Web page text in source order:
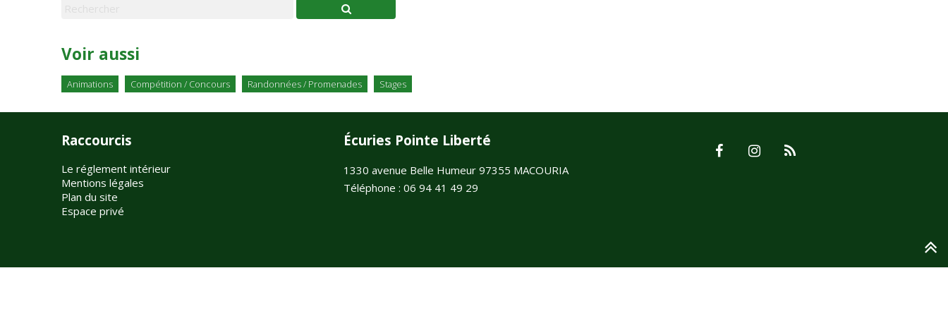
Voir aussi
Animations Compétition / Concours Randonnées / Promenades Stages
Raccourcis
Le réglement intérieur
Mentions légales
Plan du site
Espace privé
Écuries Pointe Liberté
1330 avenue Belle Humeur 97355 MACOURIA
Téléphone : 06 94 41 49 29